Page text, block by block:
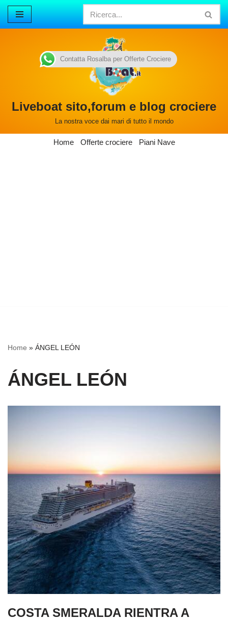
Vai
Liveboat sito,forum e blog crociere
La nostra voce dai mari di tutto il mondo
Home Offerte crociere Piani Nave
Home » ÁNGEL LEÓN
ÁNGEL LEÓN
COSTA SMERALDA RIENTRA A
Contatta Rosalba per Offerte Crociere